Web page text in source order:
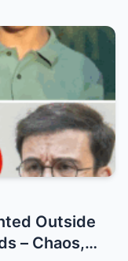
Outside
– Chaos,